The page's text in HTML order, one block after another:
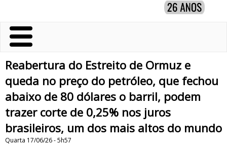
Reabertura do Estreito de Ormuz e
queda no preço do petróleo, que fechou
abaixo de 80 dólares o barril, podem
trazer corte de 0,25% nos juros
brasileiros, um dos mais altos do mundo
Quarta 17/06/26 - 5h57